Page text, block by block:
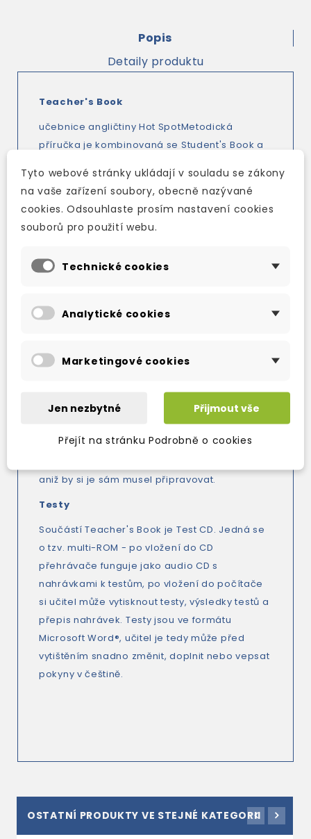
Popis
Detaily produktu
Teacher's Book
učebnice angličtiny Hot SpotMetodická
příručka je kombinovaná se Student's Book a
stránku z učebnice v plné velikosti a na
protilehlé straně metodické pokyny k této
stránce, včetně přepisu nahrávek a řešení
všech úkolů.
Dyslexia Tips
pracovat s žáky s dyslexií. Obecné pokyny jsou
zařazeny v úvodu a tipy k jednotlivým
jednotlivým lekcím.
Teacher's Book obsahuje přes 30
kopírovatelných pracovních listů i s pokyny k
použití. Učitel tak snadno může v případě
aniž by si je sám musel připravovat.
Testy
Součástí Teacher's Book je Test CD. Jedná se
o tzv. multi-ROM - po vložení do CD
přehrávače funguje jako audio CD s
nahrávkami k testům, po vložení do počítače
si učitel může vytisknout testy, výsledky testů a
přepis nahrávek. Testy jsou ve formátu
Microsoft Word®, učitel je tedy může před
vytištěním snadno změnit, doplnit nebo vepsat
pokyny v češtině.
OSTATNÍ PRODUKTY VE STEJNÉ KATEGORII
Tyto webové stránky ukládají v souladu se zákony
na vaše zařízení soubory, obecně nazývané
cookies. Odsouhlaste prosím nastavení cookies
souborů pro použití webu.
Technické cookies
Analytické cookies
Marketingové cookies
Jen nezbytné Přijmout vše
Přejít na stránku Podrobně o cookies